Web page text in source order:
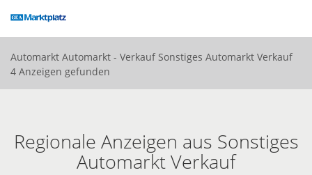
Modus
aktivieren
zur
Navigation
Automarkt Automarkt - Verkauf Sonstiges Automarkt Verkauf
4 Anzeigen gefunden
Regionale Anzeigen aus Sonstiges
Automarkt Verkauf